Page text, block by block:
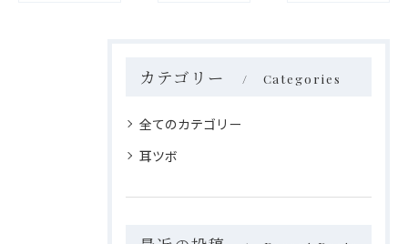
カテゴリー Categories
全てのカテゴリー
耳ツボ